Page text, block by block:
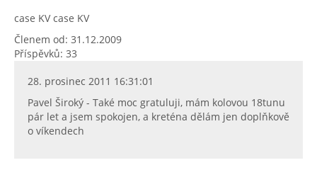
case KV case KV
Členem od: 31.12.2009
Příspěvků: 33
28. prosinec 2011 16:31:01
Pavel Široký - Také moc gratuluji, mám kolovou 18tunu
pár let a jsem spokojen, a kreténa dělám jen doplňkově
o víkendech